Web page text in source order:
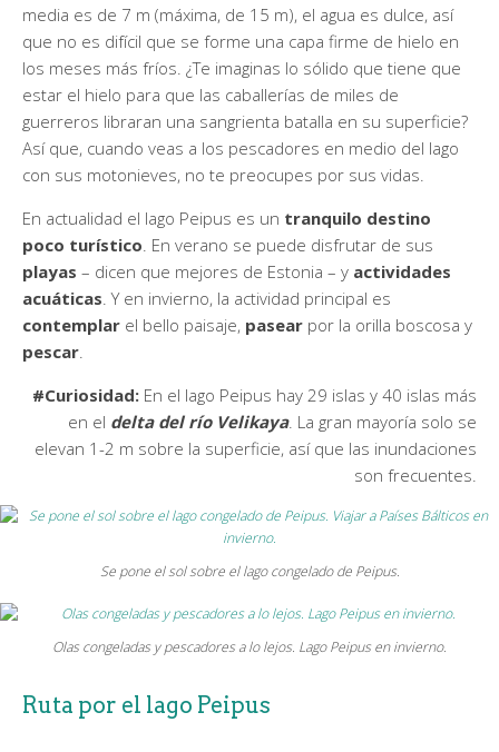
media es de 7 m (máxima, de 15 m), el agua es dulce, así
que no es difícil que se forme una capa firme de hielo en
los meses más fríos. ¿Te imaginas lo sólido que tiene que
estar el hielo para que las caballerías de miles de
guerreros libraran una sangrienta batalla en su superficie?
Así que, cuando veas a los pescadores en medio del lago
con sus motonieves, no te preocupes por sus vidas.
En actualidad el lago Peipus es un tranquilo destino
poco turístico. En verano se puede disfrutar de sus
playas – dicen que mejores de Estonia – y actividades
acuáticas. Y en invierno, la actividad principal es
contemplar el bello paisaje, pasear por la orilla boscosa y
pescar.
#Curiosidad: En el lago Peipus hay 29 islas y 40 islas más
en el delta del río Velikaya. La gran mayoría solo se
elevan 1-2 m sobre la superficie, así que las inundaciones
son frecuentes.
Se pone el sol sobre el lago congelado de Peipus.
Olas congeladas y pescadores a lo lejos. Lago Peipus en invierno.
Ruta por el lago Peipus